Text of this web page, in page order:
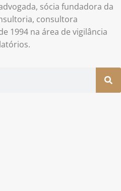
sócia fundadora da
consultora
1994 na área de vigilância